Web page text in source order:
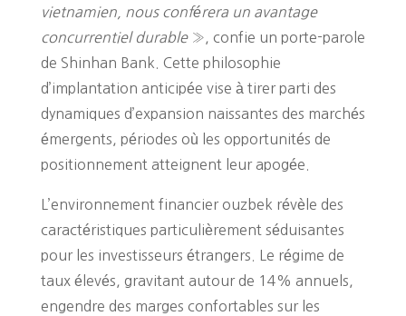
vietnamien, nous conférera un avantage
concurrentiel durable», confie un porte-parole
de Shinhan Bank. Cette philosophie
d’implantation anticipée vise à tirer parti des
dynamiques d’expansion naissantes des marchés
émergents, périodes où les opportunités de
positionnement atteignent leur apogée.
L’environnement financier ouzbek révèle des
caractéristiques particulièrement séduisantes
pour les investisseurs étrangers. Le régime de
taux élevés, gravitant autour de 14% annuels,
engendre des marges confortables sur les